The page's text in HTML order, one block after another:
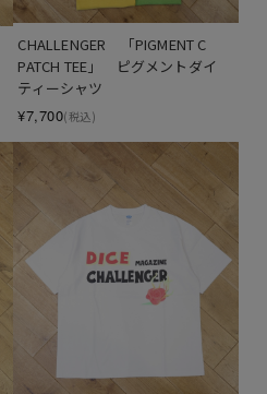
CHALLENGER　「PIGMENT C
PATCH TEE」　ピグメントダイ
ティーシャツ
¥7,700(税込)